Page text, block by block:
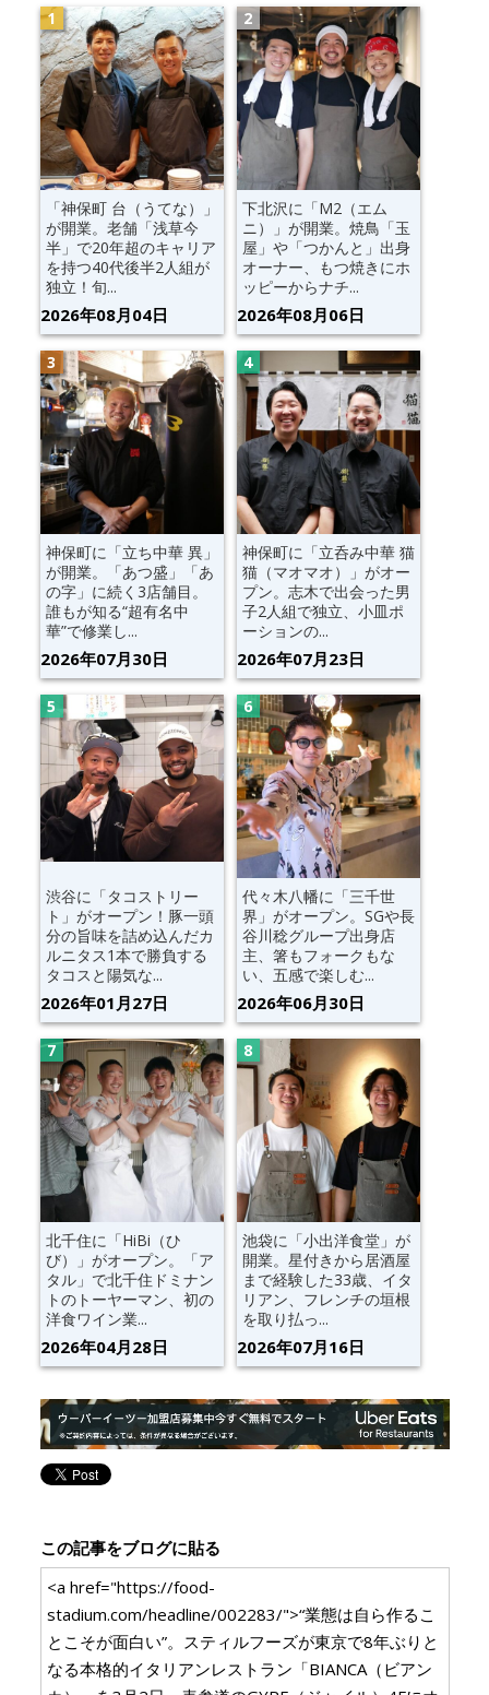
「神保町 台（うてな）」
が開業。老舗「浅草今
半」で20年超のキャリア
を持つ40代後半2人組が
独立！旬...
2026年08月04日
下北沢に「M2（エム
ニ）」が開業。焼鳥「玉
屋」や「つかんと」出身
オーナー、もつ焼きにホ
ッピーからナチ...
2026年08月06日
神保町に「立ち中華 異」
が開業。「あつ盛」「あ
の字」に続く3店舗目。
誰もが知る“超有名中
華”で修業し...
2026年07月30日
神保町に「立呑み中華 猫
猫（マオマオ）」がオー
プン。志木で出会った男
子2人組で独立、小皿ポ
ーションの...
2026年07月23日
渋谷に「タコストリー
ト」がオープン！豚一頭
分の旨味を詰め込んだカ
ルニタス1本で勝負する
タコスと陽気な...
2026年01月27日
代々木八幡に「三千世
界」がオープン。SGや長
谷川稔グループ出身店
主、箸もフォークもな
い、五感で楽しむ...
2026年06月30日
北千住に「HiBi（ひ
び）」がオープン。「ア
タル」で北千住ドミナン
トのトーヤーマン、初の
洋食ワイン業...
2026年04月28日
池袋に「小出洋食堂」が
開業。星付きから居酒屋
まで経験した33歳、イタ
リアン、フレンチの垣根
を取り払っ...
2026年07月16日
この記事をブログに貼る
<a href="https://food-
stadium.com/headline/002283/">“業態は自ら作るこ
とこそが面白い”。スティルフーズが東京で8年ぶりと
なる本格的イタリアンレストラン「BIANCA（ビアン